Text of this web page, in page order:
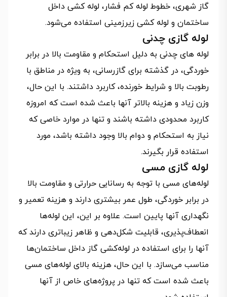
گاز شهری، خطوط لوله کم فشار، لوله کشی داخل
ساختمان و لوله کشی زیرزمینی استفاده می‌شود.
لوله گازی چدنی
لوله‌ های چدنی به دلیل استحکام و مقاومت بالا در برابر
خوردگی، در گذشته برای گازرسانی، به ویژه در مناطق با
رطوبت بالا و شرایط خورنده، کاربرد داشتند. با این حال،
وزن زیاد و هزینه بالاتر آنها باعث شده است که امروزه
کاربرد محدودی داشته باشند و تنها در موارد خاصی که
نیاز به استحکام و دوام بالا وجود داشته باشد، مورد
استفاده قرار بگیرند.
لوله گازی مسی
لوله‌های مسی با توجه به رسانایی حرارتی و مقاومت بالا
در برابر خوردگی، طول عمر بیشتری دارند و هزینه تعمیر و
نگهداری آنها پایین است. علاوه بر این، این لوله‌ها
انعطاف‌پذیری، قابلیت شکل‌دهی و ظاهر زیباتری دارند که
آنها را برای استفاده در لوله‌کشی گاز داخل ساختمان‌ها
مناسب می‌سازد. با این حال، هزینه بالای لوله‌های مسی
باعث شده است که تنها در پروژه‌های خاص از آنها